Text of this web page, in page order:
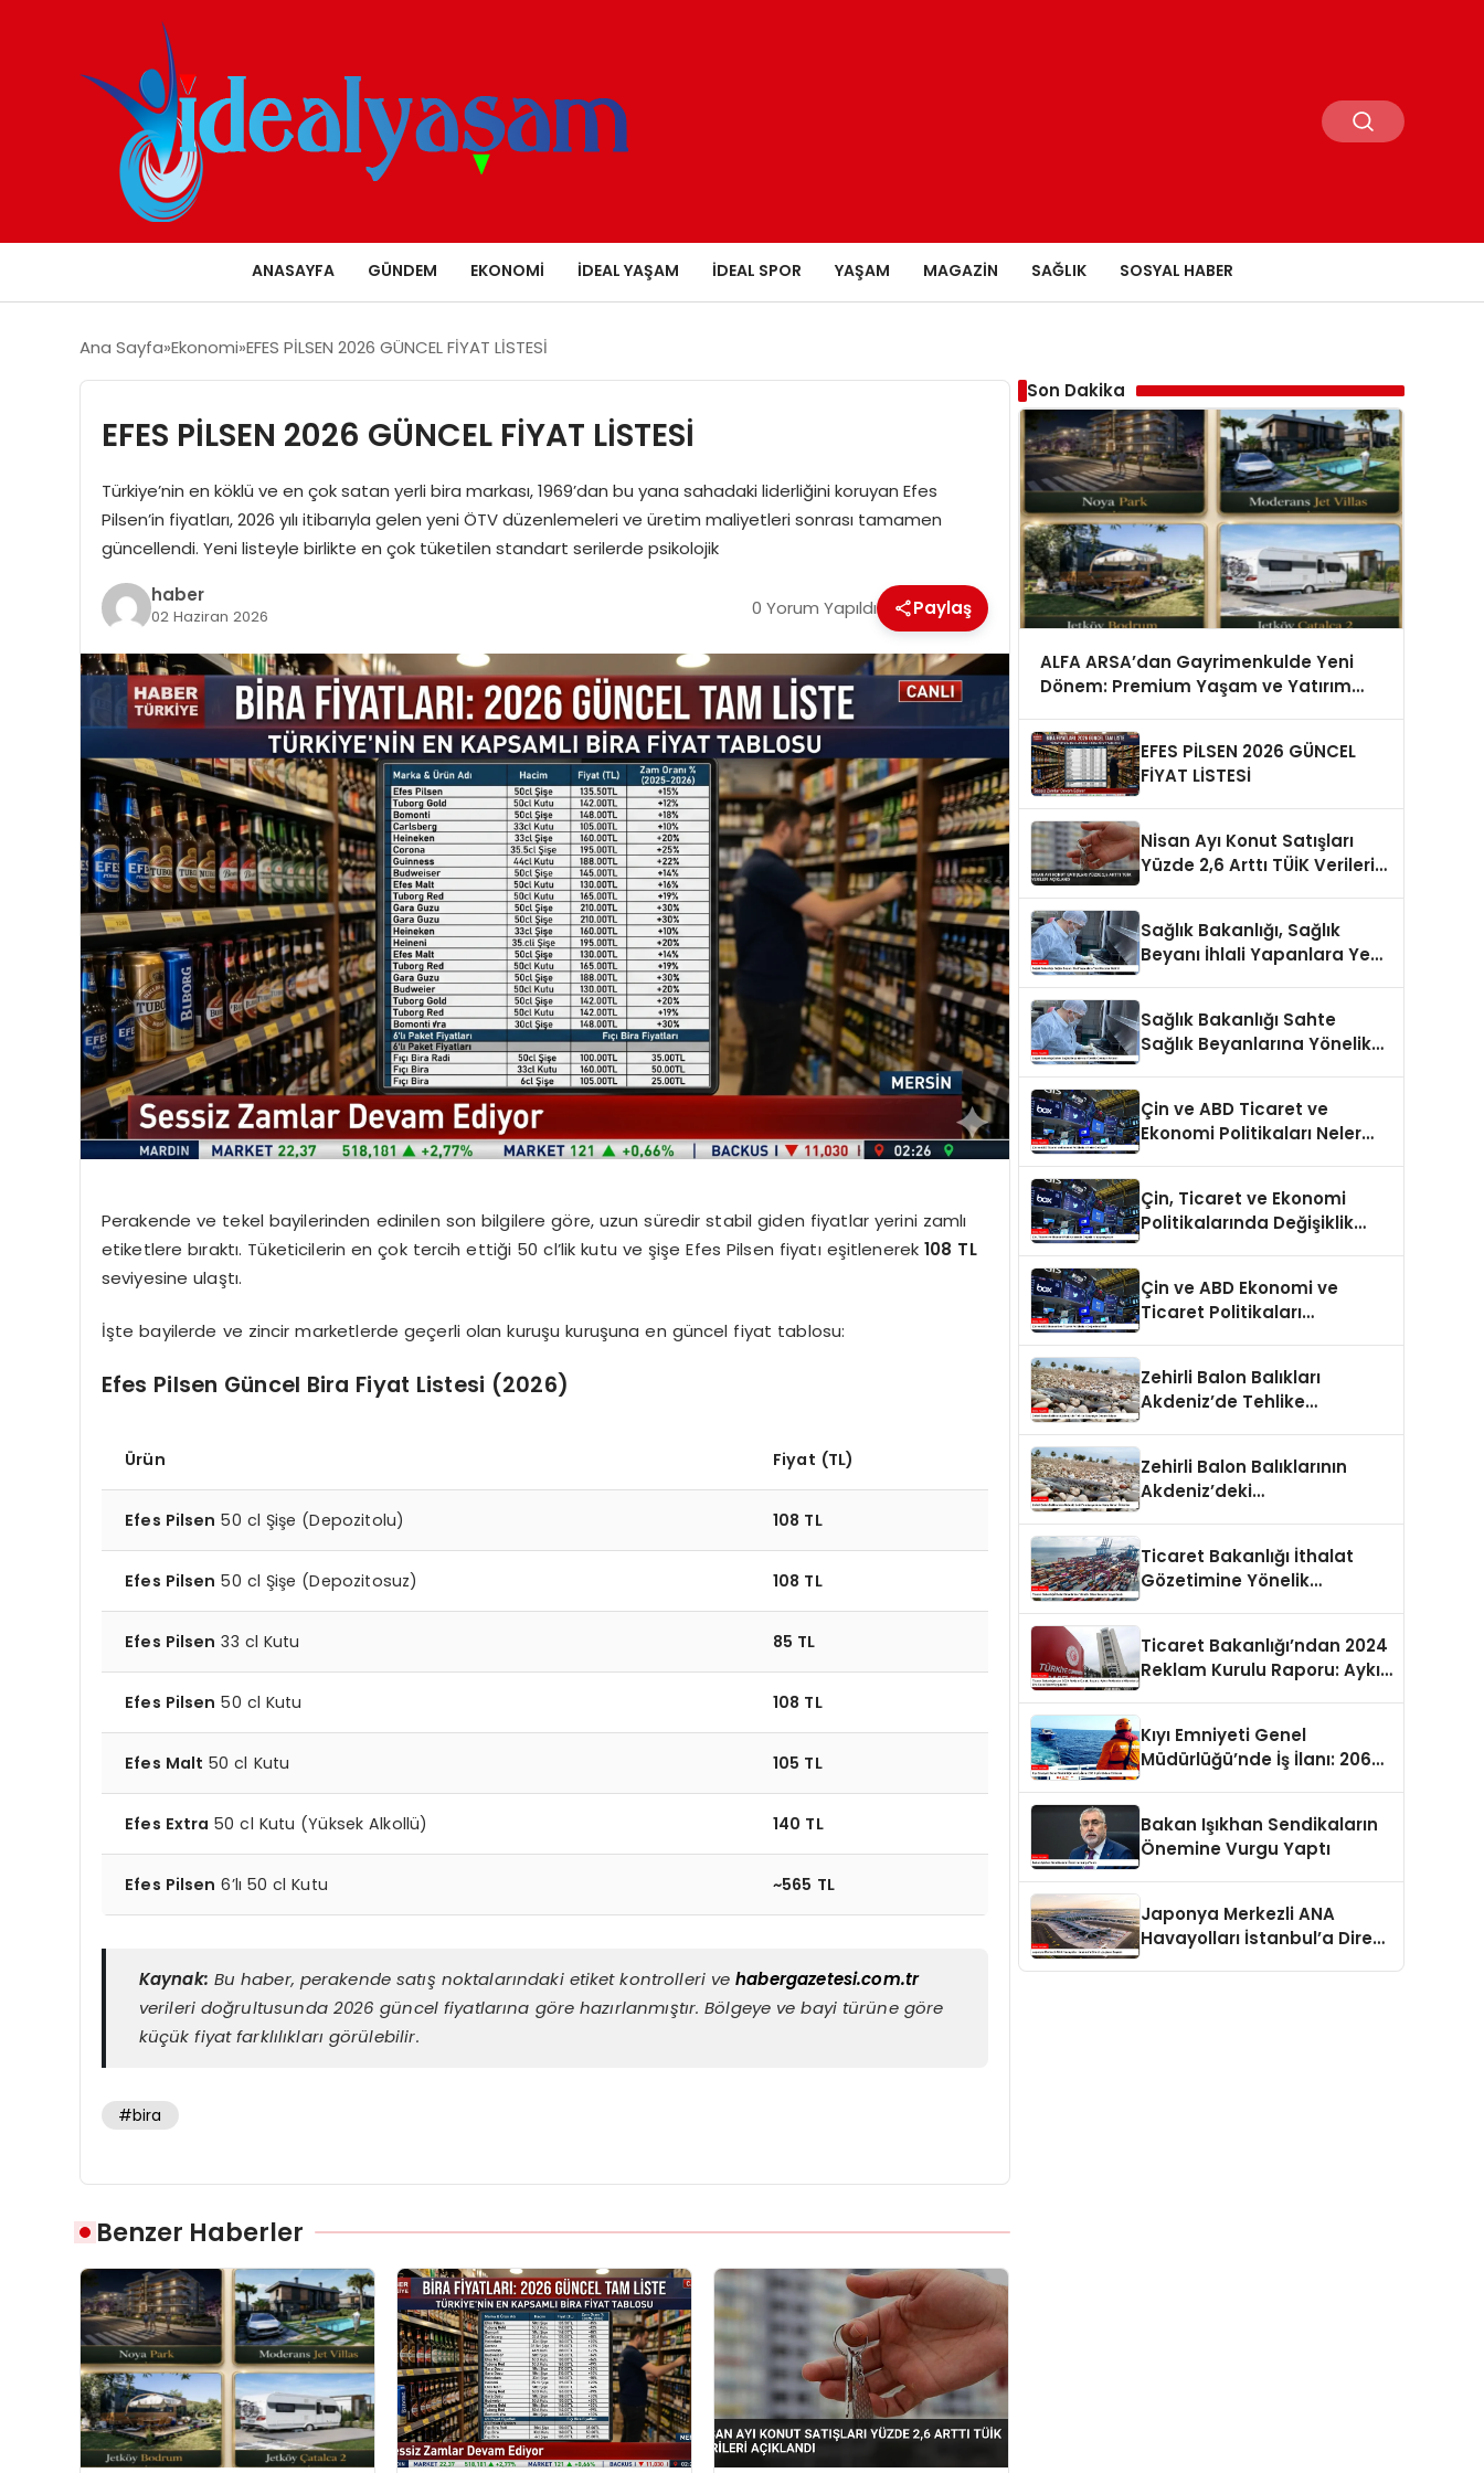
ANASAYFA GÜNDEM EKONOMI İDEAL YAŞAM İDEAL SPOR YAŞAM MAGAZIN SAĞLIK SOSYAL HABER
Ana Sayfa Ekonomi EFES PİLSEN 2026 GÜNCEL FİYAT LİSTESİ
EFES PİLSEN 2026 GÜNCEL FİYAT LİSTESİ
Türkiye’nin en köklü ve en çok satan yerli bira markası, 1969’dan bu yana sahadaki liderliğini koruyan Efes
Pilsen’in fiyatları, 2026 yılı itibarıyla gelen yeni ÖTV düzenlemeleri ve üretim maliyetleri sonrası tamamen
güncellendi. Yeni listeyle birlikte en çok tüketilen standart serilerde psikolojik
haber
02 Haziran 2026 0 Yorum Yapıldı Paylaş
Perakende ve tekel bayilerinden edinilen son bilgilere göre, uzun süredir stabil giden fiyatlar yerini zamlı
etiketlere bıraktı. Tüketicilerin en çok tercih ettiği 50 cl’lik kutu ve şişe Efes Pilsen fiyatı eşitlenerek108 TL
seviyesine ulaştı.
İşte bayilerde ve zincir marketlerde geçerli olan kuruşu kuruşuna en güncel fiyat tablosu:
Efes Pilsen Güncel Bira Fiyat Listesi (2026)
Ürün Fiyat (TL)
Efes Pilsen 50 cl Şişe (Depozitolu) 108 TL
Efes Pilsen 50 cl Şişe (Depozitosuz) 108 TL
Efes Pilsen 33 cl Kutu 85 TL
Efes Pilsen 50 cl Kutu 108 TL
Efes Malt 50 cl Kutu 105 TL
Efes Extra 50 cl Kutu (Yüksek Alkollü) 140 TL
Efes Pilsen 6’lı 50 cl Kutu ~565 TL
Kaynak: Bu haber, perakende satış noktalarındaki etiket kontrolleri vehabergazetesi.com.tr
verileri doğrultusunda 2026 güncel fiyatlarına göre hazırlanmıştır. Bölgeye ve bayi türüne göre
küçük fiyat farklılıkları görülebilir.
#bira
Benzer Haberler
Son Dakika
ALFA ARSA’dan Gayrimenkulde Yeni
Dönem: Premium Yaşam ve Yatırım
EFES PİLSEN 2026 GÜNCEL
FİYAT LİSTESİ
Nisan Ayı Konut Satışları
Yüzde 2,6 Arttı TÜİK Verileri
Sağlık Bakanlığı, Sağlık
Beyanı İhlali Yapanlara Yeni
Sağlık Bakanlığı Sahte
Sağlık Beyanlarına Yönelik
Çin ve ABD Ticaret ve
Ekonomi Politikaları Neler
Çin, Ticaret ve Ekonomi
Politikalarında Değişiklik
Çin ve ABD Ekonomi ve
Ticaret Politikaları
Zehirli Balon Balıkları
Akdeniz’de Tehlike
Zehirli Balon Balıklarının
Akdeniz’deki
Ticaret Bakanlığı İthalat
Gözetimine Yönelik
Ticaret Bakanlığı’ndan 2024
Reklam Kurulu Raporu: Aykırı
Kıyı Emniyeti Genel
Müdürlüğü’nde İş İlanı: 206
Bakan Işıkhan Sendikaların
Önemine Vurgu Yaptı
Japonya Merkezli ANA
Havayolları İstanbul’a Direkt